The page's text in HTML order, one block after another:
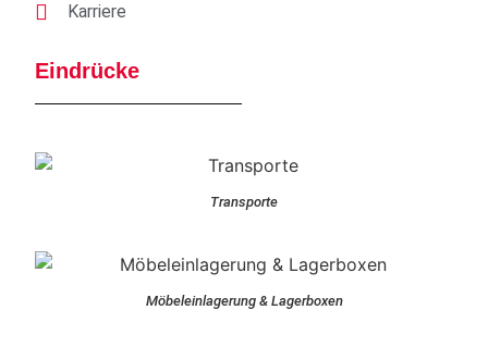
Karriere
Eindrücke
Transporte
Möbeleinlagerung & Lagerboxen